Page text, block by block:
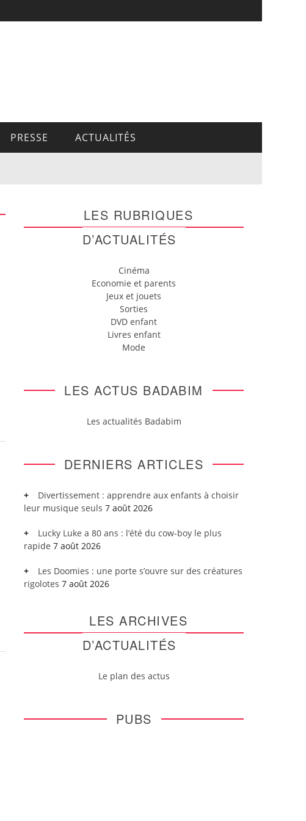
PRESSE ACTUALITÉS
LES RUBRIQUES
D’ACTUALITÉS
Cinéma
Economie et parents
Jeux et jouets
Sorties
DVD enfant
Livres enfant
Mode
LES ACTUS BADABIM
Les actualités Badabim
DERNIERS ARTICLES
Divertissement : apprendre aux enfants à choisir
leur musique seuls 7 août 2026
Lucky Luke a 80 ans : l’été du cow-boy le plus
rapide 7 août 2026
Les Doomies : une porte s’ouvre sur des créatures
rigolotes 7 août 2026
LES ARCHIVES
D’ACTUALITÉS
Le plan des actus
PUBS